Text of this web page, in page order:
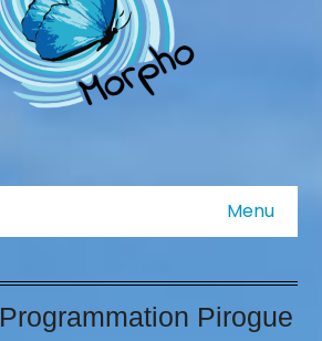
Menu
Programmation Pirogue